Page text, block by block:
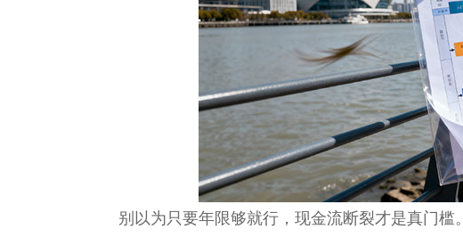
别以为只要年限够就行，现金流断裂才是真门槛。